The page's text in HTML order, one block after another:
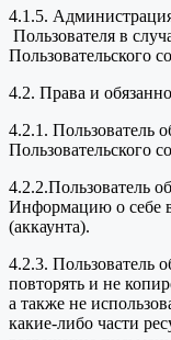
4.1.5.
Пользователя в
Пользовательского
4.2. Права и
4.2.1. Пользователь
Пользовательского
4.2.2.Пользователь
Информацию о себе в
(аккаунта).
4.2.3. Пользователь
повторять и не
а также не
какие-либо части